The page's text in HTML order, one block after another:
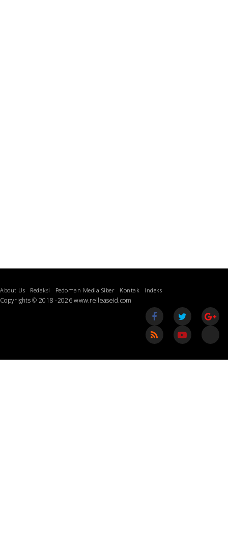
About Us Redaksi Pedoman Media Siber Kontak Indeks
Copyrights © 2018 -2026 www.relleaseid.com